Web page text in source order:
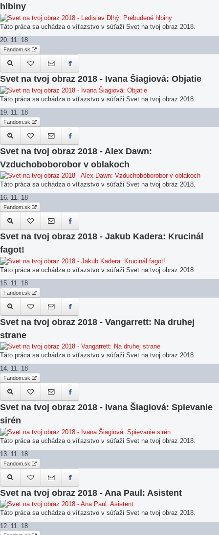
hlbiny
Táto práca sa uchádza o víťazstvo v súťaži Svet na tvoj obraz 2018.
20. 11. 18
Fandom.sk
Svet na tvoj obraz 2018 - Ivana Šiagiová: Objatie
Táto práca sa uchádza o víťazstvo v súťaži Svet na tvoj obraz 2018.
19. 11. 18
Fandom.sk
Svet na tvoj obraz 2018 - Alex Dawn:
Vzduchoboborobor v oblakoch
Táto práca sa uchádza o víťazstvo v súťaži Svet na tvoj obraz 2018.
16. 11. 18
Fandom.sk
Svet na tvoj obraz 2018 - Jakub Kadera: Krucinál
fagot!
Táto práca sa uchádza o víťazstvo v súťaži Svet na tvoj obraz 2018.
15. 11. 18
Fandom.sk
Svet na tvoj obraz 2018 - Vangarrett: Na druhej
strane
Táto práca sa uchádza o víťazstvo v súťaži Svet na tvoj obraz 2018.
14. 11. 18
Fandom.sk
Svet na tvoj obraz 2018 - Ivana Šiagiová: Spievanie
sirén
Táto práca sa uchádza o víťazstvo v súťaži Svet na tvoj obraz 2018.
13. 11. 18
Fandom.sk
Svet na tvoj obraz 2018 - Ana Paul: Asistent
Táto práca sa uchádza o víťazstvo v súťaži Svet na tvoj obraz 2018.
12. 11. 18